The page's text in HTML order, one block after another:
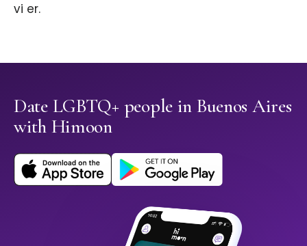
vi er.
Date LGBTQ+ people in Buenos Aires
with Himoon